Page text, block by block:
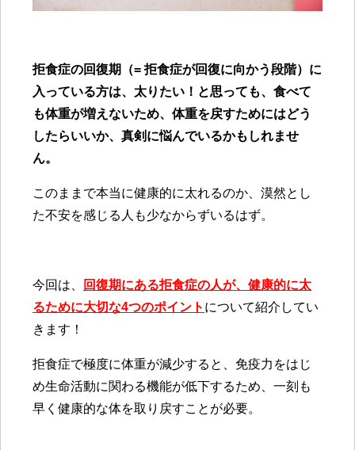
拒食症の回復期（= 拒食症が回復に向かう段階）に
入っている方は、太りたい！と思っても、食べて
も体重が増えないため、体重を戻すためにはどう
したらいいか、真剣に悩んでいるかもしれませ
ん。
このままで本当に健康的に太れるのか、漠然とし
た不安を感じる人も少なからずいるはず。
今回 は、
回復期にある拒食症の人が、健康的に太
るために大切な4つのポイント について紹介してい
きます！
拒食症で極度に体重が減少すると、免疫力をはじ
め生命活動に関わる機能が低下するため、一刻も
早く健康的な体を取り戻すことが必要。